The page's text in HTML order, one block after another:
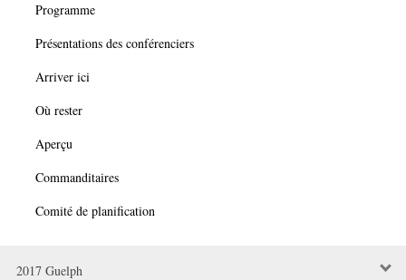
Programme
Présentations des conférenciers
Arriver ici
Où rester
Aperçu
Commanditaires
Comité de planification
2017 Guelph